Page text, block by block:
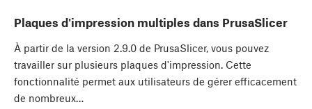
Plaques d'impression multiples dans PrusaSlicer
À partir de la version 2.9.0 de PrusaSlicer, vous pouvez
travailler sur plusieurs plaques d'impression. Cette
fonctionnalité permet aux utilisateurs de gérer efficacement
de nombreux…